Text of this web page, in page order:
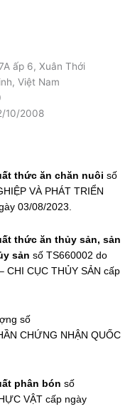
ấp 6, Xuân Thới
Việt Nam
10/2008
thức ăn chăn nuôi số
VÀ PHÁT TRIỂN
03/08/2023.
thức ăn thủy sản, sản
sản số TS660002 do
CHI CỤC THỦY SẢN cấp
số
CHỨNG NHẬN QUỐC
phân bón số
VẬT cấp ngày